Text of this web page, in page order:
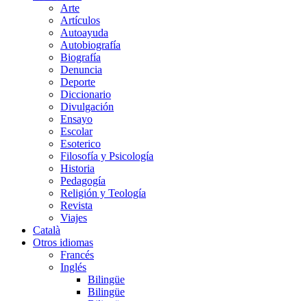
Arte
Artículos
Autoayuda
Autobiografía
Biografía
Denuncia
Deporte
Diccionario
Divulgación
Ensayo
Escolar
Esoterico
Filosofía y Psicología
Historia
Pedagogía
Religión y Teología
Revista
Viajes
Català
Otros idiomas
Francés
Inglés
Bilingüe
Bilingüe